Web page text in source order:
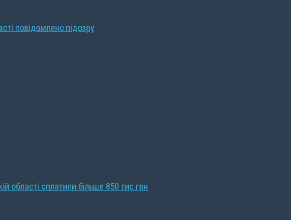
повідомлено підозру
області сплатили більше 850 тис грн